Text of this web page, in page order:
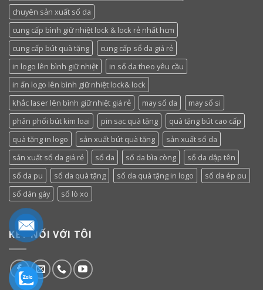
chuyên sản xuất sổ da
cung cấp bình giữ nhiệt lock & lock rẻ nhất hcm
cung cấp bút quà tặng
cung cấp sổ da giá rẻ
in logo lên bình giữ nhiệt
in sổ da theo yêu cầu
in ấn logo lên bình giữ nhiệt lock& lock
khắc laser lên bình giữ nhiệt giá rẻ
may sổ da
may sổ si
phân phối bút kim loại
pin sạc quà tặng
quà tặng bút cao cấp
quà tặng in logo
sản xuất bút quà tặng
sản xuất sổ da
sản xuất sổ da giá rẻ
sổ da sổ da bìa còng
sổ da dập tên
sổ da pu
sổ da quà tặng sổ da quà tặng in logo
sổ da ép pu
sổ dán gáy
sổ lò xo
KẾT NỐI VỚI TÔI